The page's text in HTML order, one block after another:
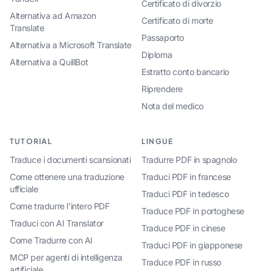
Alternativa ad Amazon
Translate
Alternativa a Microsoft Translate
Alternativa a QuillBot
Certificato di divorzio
Certificato di morte
Passaporto
Diploma
Estratto conto bancario
Riprendere
Nota del medico
TUTORIAL
Traduce i documenti scansionati
Come ottenere una traduzione
ufficiale
Come tradurre l'intero PDF
Traduci con AI Translator
Come Tradurre con AI
MCP per agenti di intelligenza
LINGUE
Tradurre PDF in spagnolo
Traduci PDF in francese
Traduci PDF in tedesco
Traduce PDF in portoghese
Traduce PDF in cinese
Traduci PDF in giapponese
Traduce PDF in russo